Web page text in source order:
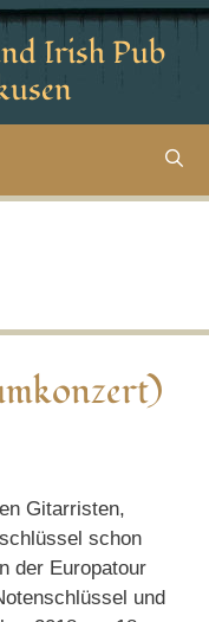
Irish Pub
Gitarristen,
schon
der Europatour
und